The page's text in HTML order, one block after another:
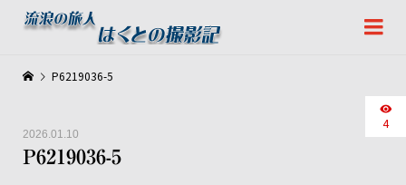
2026.01.10
P6219036-5
4
P6219036-5